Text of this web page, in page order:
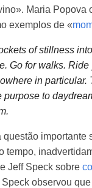
Maria Popova
exemplos de «
of stillness
Go for walks. Ride
in particular.
purpose to
questão importante
tempo,
Jeff Speck sobre
Speck observou